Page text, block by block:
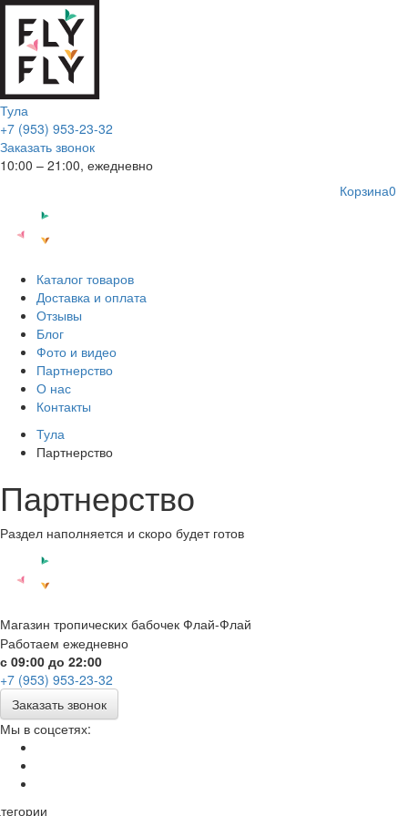
Тула
+7 (953) 953-23-32
Заказать звонок
10:00 – 21:00, ежедневно
Корзина0
Каталог товаров
Доставка и оплата
Отзывы
Блог
Фото и видео
Партнерство
О нас
Контакты
Тула
Партнерство
Партнерство
Раздел наполняется и скоро будет готов
Магазин тропических бабочек Флай-Флай
Работаем ежедневно
с 09:00 до 22:00
+7 (953) 953-23-32
Заказать звонок
Мы в соцсетях: